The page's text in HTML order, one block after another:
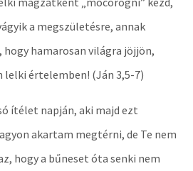
a megszületésre, annak
hogy hamarosan világra jöjjön,
lelki értelemben! (Ján 3,5-7)
ítélet napján, aki majd ezt
akartam megtérni, de Te nem
hogy a bűneset óta senki nem